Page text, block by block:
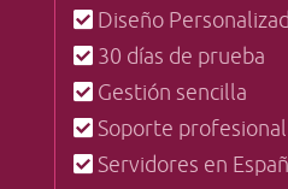
Diseño
30 días de prueba
Gestión sencilla
Soporte profesional
Servidores en